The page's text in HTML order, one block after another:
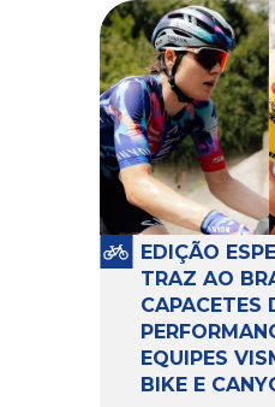
recebam mais
existe uma peça
pequena que
papel fundamental
segurança e no
comportamento
pivô de
Responsável por
diferentes
sistema e
movimentos
durante a
EDIÇÃO
TRAZ AO
CAPACETES
EQUIPES
BIKE E